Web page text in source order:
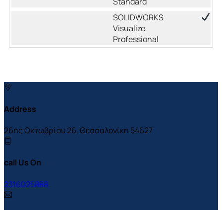
Address
26ης Οκτωβρίου 26, Θεσσαλονίκη 54627
call Us On
2316025888